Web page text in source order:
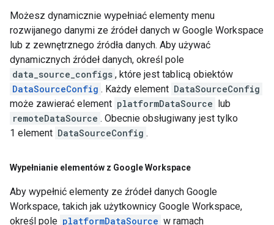
Możesz dynamicznie wypełniać elementy menu
rozwijanego danymi ze źródeł danych w Google Workspace
lub z zewnętrznego źródła danych. Aby używać
dynamicznych źródeł danych, określ pole
data_source_configs , które jest tablicą obiektów
DataSourceConfig . Każdy element DataSourceConfig
może zawierać element platformDataSource lub
remoteDataSource . Obecnie obsługiwany jest tylko
1 element DataSourceConfig .
Wypełnianie elementów z Google Workspace
Aby wypełnić elementy ze źródeł danych Google
Workspace, takich jak użytkownicy Google Workspace,
określ pole platformDataSource w ramach